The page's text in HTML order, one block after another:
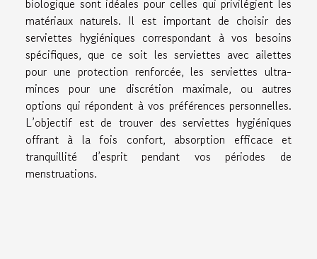
biologique sont idéales pour celles qui privilégient les
matériaux naturels. Il est important de choisir des
serviettes hygiéniques correspondant à vos besoins
spécifiques, que ce soit les serviettes avec ailettes
pour une protection renforcée, les serviettes ultra-
minces pour une discrétion maximale, ou autres
options qui répondent à vos préférences personnelles.
L’objectif est de trouver des serviettes hygiéniques
offrant à la fois confort, absorption efficace et
tranquillité d’esprit pendant vos périodes de
menstruations.